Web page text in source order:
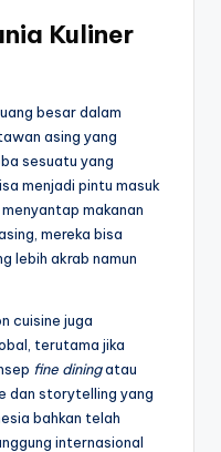
Kuliner
besar dalam
asing yang
sesuatu yang
menjadi pintu masuk
makanan
mereka bisa
lebih akrab namun
cuisine juga
terutama jika
fine diningatau
dan storytelling yang
bahkan telah
internasional